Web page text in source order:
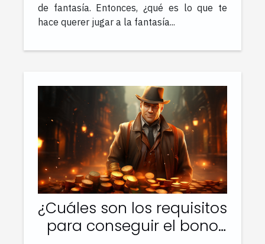
de fantasía. Entonces, ¿qué es lo que te
hace querer jugar a la fantasía...
¿Cuáles son los requisitos
para conseguir el bono